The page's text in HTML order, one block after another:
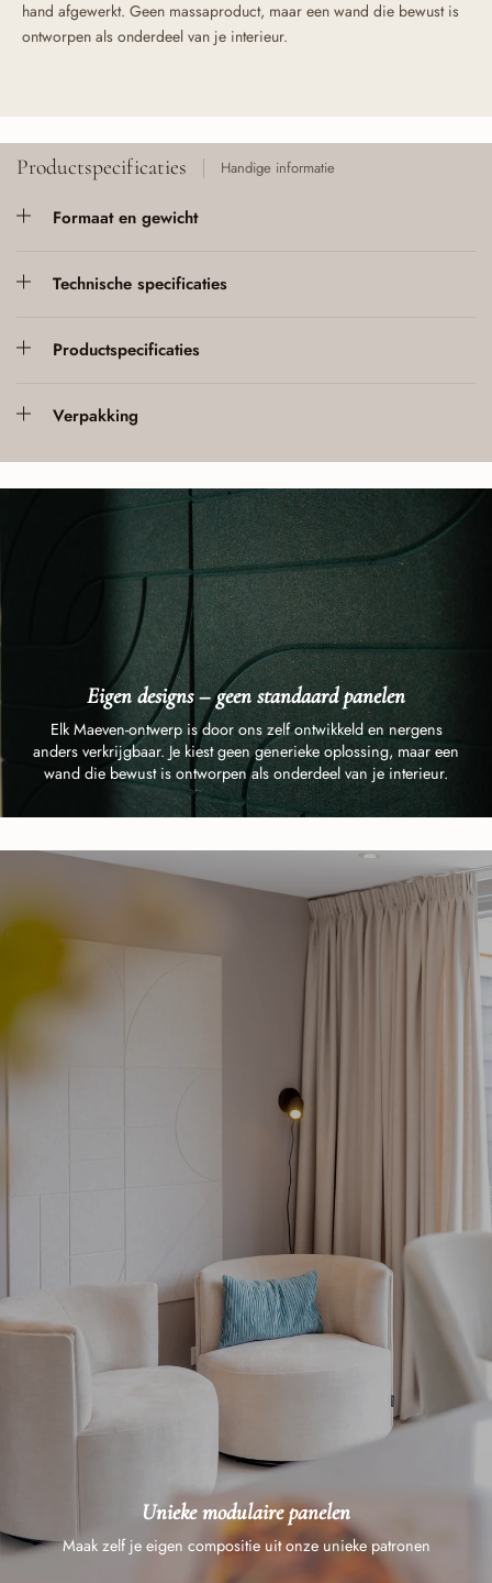
hand afgewerkt. Geen massaproduct, maar een wand die bewust is
ontworpen als onderdeel van je interieur.
Productspecificaties Handige informatie
Formaat en gewicht
Technische specificaties
Productspecificaties
Verpakking
Eigen designs – geen standaard panelen
Elk Maeven-ontwerp is door ons zelf ontwikkeld en nergens
anders verkrijgbaar. Je kiest geen generieke oplossing, maar een
wand die bewust is ontworpen als onderdeel van je interieur.
Unieke modulaire panelen
Maak zelf je eigen compositie uit onze unieke patronen